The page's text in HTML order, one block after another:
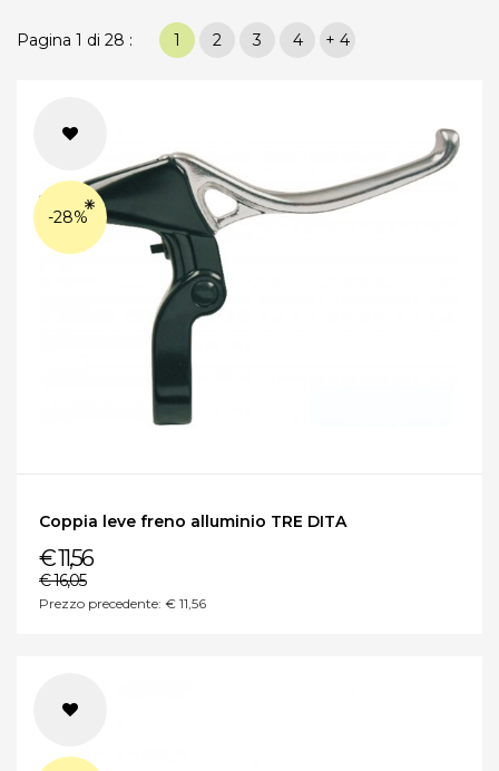
Pagina 1 di 28 : 1 2 3 4 + 4
-28%
Coppia leve freno alluminio TRE DITA
€ 11,56
€ 16,05
Prezzo precedente: € 11,56